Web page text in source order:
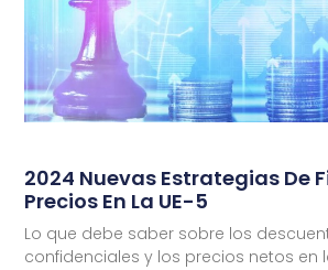
2024 Nuevas Estrategias De
Precios En La UE-5
Lo que debe saber sobre los
confidenciales y los precios netos en